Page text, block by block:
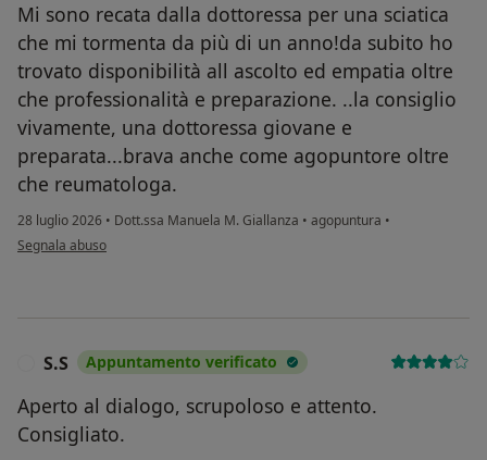
Mi sono recata dalla dottoressa per una sciatica
che mi tormenta da più di un anno!da subito ho
trovato disponibilità all ascolto ed empatia oltre
che professionalità e preparazione. ..la consiglio
vivamente, una dottoressa giovane e
preparata...brava anche come agopuntore oltre
che reumatologa.
28 luglio 2026 • Dott.ssa Manuela M. Giallanza • agopuntura •
secondo l'opinione dell'utente Maria A.
Segnala abuso
S.S Appuntamento verificato
Aperto al dialogo, scrupoloso e attento.
Consigliato.